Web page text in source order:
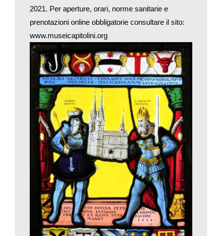
aggiungere quello quantitativo, non per nulla figura come la più
importante a livello internazionale nel collezionismo privato e
sua origine nella passione per l’arte, classica appunto, di
diverse generazioni della famiglia Torlonia, un nobile casato
romano, che sostanzialmente ha collezionato collezioni
preesistenti.
Parallelamente agli acquisti, nella seconda metà del XIX
secolo, i Torlonia avevano promosso tutta una serie di scavi
archeologici nei loro possedimenti suburbani giungendo così
ad un patrimonio scultoreo di 620 oggetti, catalogati e
fotografati già nell’Ottocento; nel 1875 questi sono confluiti nel
Museo di scultura anticain via alla Lungara che la Famiglia
apriva a pochi visitatori e studiosi e che è stato chiuso
definitivamente nel 1976 e successivamente trasformato in
miniappartamenti di lusso. Da quel momento la collezione
accatastata alla rinfusa è piombata nell’oscurità di qualche
scantinato e ha anche rischiato di finire nelle mani di magnati
americani. Ma adesso la Fondazione – creata nel 2014 da
2021. Per aperture, orari, norme sanitarie e
prenotazioni online obbligatorie consultare il sito:
www.museicapitolini.org